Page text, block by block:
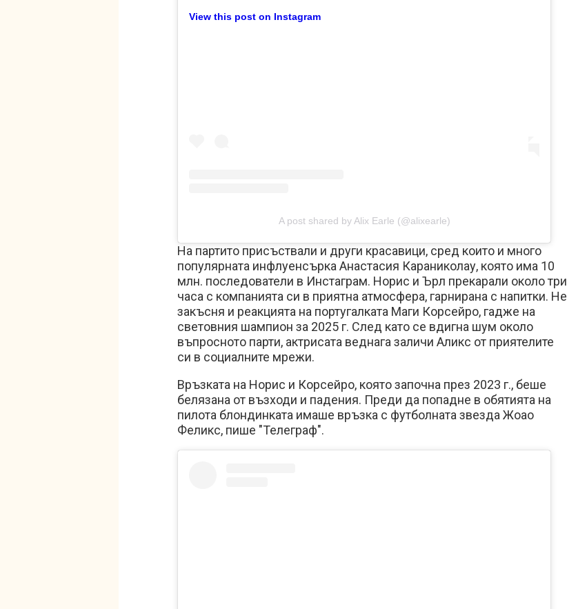
View this post on Instagram
A post shared by Alix Earle (@alixearle)
На партито присъствали и други красавици, сред които и много
популярната инфлуенсърка Анастасия Караниколау, която има 10
млн. последователи в Инстаграм. Норис и Ърл прекарали около три
часа с компанията си в приятна атмосфера, гарнирана с напитки. Не
закъсня и реакцията на португалката Маги Корсейро, гадже на
световния шампион за 2025 г. След като се вдигна шум около
въпросното парти, актрисата веднага заличи Аликс от приятелите
си в социалните мрежи.
Връзката на Норис и Корсейро, която започна през 2023 г., беше
белязана от възходи и падения. Преди да попадне в обятията на
пилота блондинката имаше връзка с футболната звезда Жоао
Феликс, пише "Телеграф".